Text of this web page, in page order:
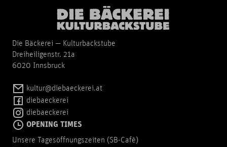
Die Bäckerei — Kulturbackstube
Dreiheiligenstr. 21a
6020 Innsbruck
kultur@diebaeckerei.at
diebaeckerei
diebaeckerei
OPENING TIMES
Unsere Tagesöffnungszeiten (SB-Cafè)